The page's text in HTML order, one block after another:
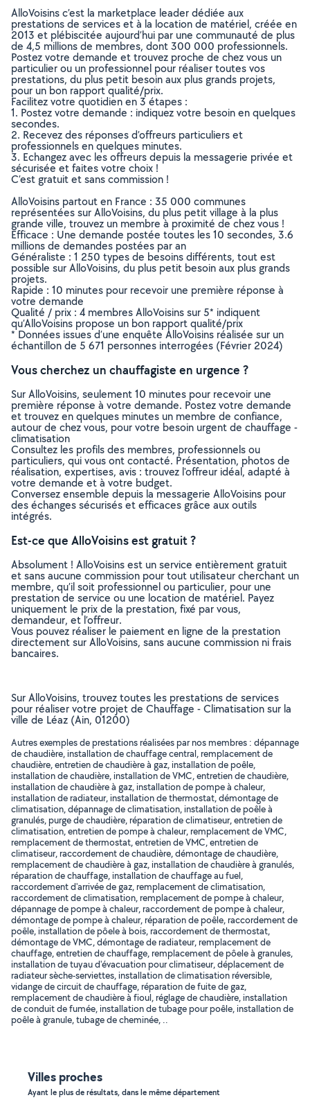
AlloVoisins c’est la marketplace leader dédiée aux
prestations de services et à la location de matériel, créée en
2013 et plébiscitée aujourd’hui par une communauté de plus
de 4,5 millions de membres, dont 300 000 professionnels.
Postez votre demande et trouvez proche de chez vous un
particulier ou un professionnel pour réaliser toutes vos
prestations, du plus petit besoin aux plus grands projets,
pour un bon rapport qualité/prix.
Facilitez votre quotidien en 3 étapes :
1. Postez votre demande : indiquez votre besoin en quelques
secondes.
2. Recevez des réponses d’offreurs particuliers et
professionnels en quelques minutes.
3. Echangez avec les offreurs depuis la messagerie privée et
sécurisée et faites votre choix !
C’est gratuit et sans commission !
AlloVoisins partout en France : 35 000 communes
représentées sur AlloVoisins, du plus petit village à la plus
grande ville, trouvez un membre à proximité de chez vous !
Efficace : Une demande postée toutes les 10 secondes, 3.6
millions de demandes postées par an
Généraliste : 1 250 types de besoins différents, tout est
possible sur AlloVoisins, du plus petit besoin aux plus grands
projets.
Rapide : 10 minutes pour recevoir une première réponse à
votre demande
Qualité / prix : 4 membres AlloVoisins sur 5* indiquent
qu’AlloVoisins propose un bon rapport qualité/prix
* Données issues d’une enquête AlloVoisins réalisée sur un
échantillon de 5 671 personnes interrogées (Février 2024)
Vous cherchez un chauffagiste en urgence ?
Sur AlloVoisins, seulement 10 minutes pour recevoir une
première réponse à votre demande. Postez votre demande
et trouvez en quelques minutes un membre de confiance,
autour de chez vous, pour votre besoin urgent de chauffage -
climatisation
Consultez les profils des membres, professionnels ou
particuliers, qui vous ont contacté. Présentation, photos de
réalisation, expertises, avis : trouvez l'offreur idéal, adapté à
votre demande et à votre budget.
Conversez ensemble depuis la messagerie AlloVoisins pour
des échanges sécurisés et efficaces grâce aux outils
intégrés.
Est-ce que AlloVoisins est gratuit ?
Absolument ! AlloVoisins est un service entièrement gratuit
et sans aucune commission pour tout utilisateur cherchant un
membre, qu’il soit professionnel ou particulier, pour une
prestation de service ou une location de matériel. Payez
uniquement le prix de la prestation, fixé par vous,
demandeur, et l’offreur.
Vous pouvez réaliser le paiement en ligne de la prestation
directement sur AlloVoisins, sans aucune commission ni frais
bancaires.
Sur AlloVoisins, trouvez toutes les prestations de services
pour réaliser votre projet de Chauffage - Climatisation sur la
ville de Léaz (Ain, 01200)
Autres exemples de prestations réalisées par nos membres : dépannage
de chaudière, installation de chauffage central, remplacement de
chaudière, entretien de chaudière à gaz, installation de poêle,
installation de chaudière, installation de VMC, entretien de chaudière,
installation de chaudière à gaz, installation de pompe à chaleur,
installation de radiateur, installation de thermostat, démontage de
climatisation, dépannage de climatisation, installation de poêle à
granulés, purge de chaudière, réparation de climatiseur, entretien de
climatisation, entretien de pompe à chaleur, remplacement de VMC,
remplacement de thermostat, entretien de VMC, entretien de
climatiseur, raccordement de chaudière, démontage de chaudière,
remplacement de chaudière à gaz, installation de chaudière à granulés,
réparation de chauffage, installation de chauffage au fuel,
raccordement d'arrivée de gaz, remplacement de climatisation,
raccordement de climatisation, remplacement de pompe à chaleur,
dépannage de pompe à chaleur, raccordement de pompe à chaleur,
démontage de pompe à chaleur, réparation de poêle, raccordement de
poêle, installation de pôele à bois, raccordement de thermostat,
démontage de VMC, démontage de radiateur, remplacement de
chauffage, entretien de chauffage, remplacement de pôele à granules,
installation de tuyau d'évacuation pour climatiseur, déplacement de
radiateur sèche-serviettes, installation de climatisation réversible,
vidange de circuit de chauffage, réparation de fuite de gaz,
remplacement de chaudière à fioul, réglage de chaudière, installation
de conduit de fumée, installation de tubage pour poêle, installation de
poêle à granule, tubage de cheminée, ..
Villes proches
Ayant le plus de résultats, dans le même département